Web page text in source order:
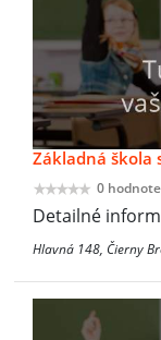
Základná škola
0
Detailné
Hlavná 148, Čierny